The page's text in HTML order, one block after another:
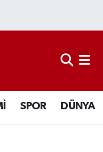
SPOR DÜNYA